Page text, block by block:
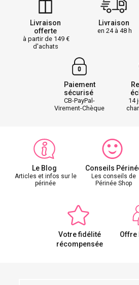
Livraison
offerte
à partir de 149
d'achats
Livraison
en 24 à 48 h
Paiement
sécurisé
CB-PayPal-
Virement-Chèque
14
Le Blog
Articles et infos sur le
périnée
Conseils
Les conseils de
Périnée Shop
Votre fidélité
récompensée
Offre